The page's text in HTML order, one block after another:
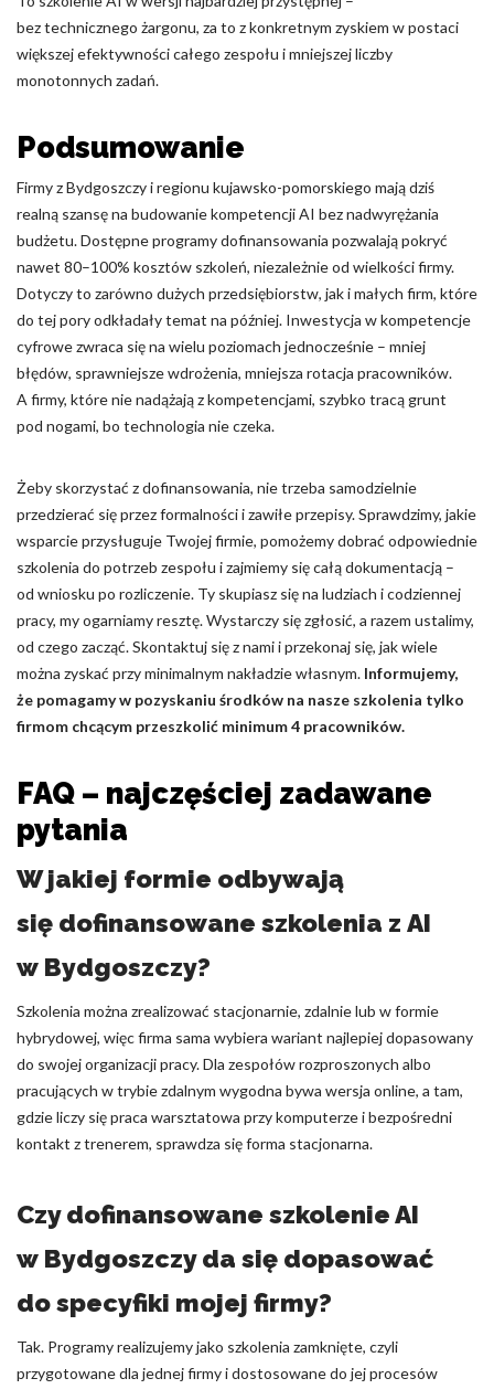
bez technicznego żargonu, za to z konkretnym zyskiem w postaci
większej efektywności całego zespołu i mniejszej liczby
monotonnych zadań.
Podsumowanie
Firmy z Bydgoszczy i regionu kujawsko-pomorskiego mają dziś
realną szansę na budowanie kompetencji AI bez nadwyrężania
budżetu. Dostępne programy dofinansowania pozwalają pokryć
nawet 80–100% kosztów szkoleń, niezależnie od wielkości firmy.
Dotyczy to zarówno dużych przedsiębiorstw, jak i małych firm, które
do tej pory odkładały temat na później. Inwestycja w kompetencje
cyfrowe zwraca się na wielu poziomach jednocześnie – mniej
błędów, sprawniejsze wdrożenia, mniejsza rotacja pracowników.
A firmy, które nie nadążają z kompetencjami, szybko tracą grunt
pod nogami, bo technologia nie czeka.
Żeby skorzystać z dofinansowania, nie trzeba samodzielnie
przedzierać się przez formalności i zawiłe przepisy. Sprawdzimy, jakie
wsparcie przysługuje Twojej firmie, pomożemy dobrać odpowiednie
szkolenia do potrzeb zespołu i zajmiemy się całą dokumentacją –
od wniosku po rozliczenie. Ty skupiasz się na ludziach i codziennej
pracy, my ogarniamy resztę. Wystarczy się zgłosić, a razem ustalimy,
od czego zacząć. Skontaktuj się z nami i przekonaj się, jak wiele
można zyskać przy minimalnym nakładzie własnym. Informujemy,
że pomagamy w pozyskaniu środków na nasze szkolenia tylko
firmom chcącym przeszkolić minimum 4 pracowników.
FAQ – najczęściej zadawane
pytania
W jakiej formie odbywają
się dofinansowane szkolenia z AI
w Bydgoszczy?
Szkolenia można zrealizować stacjonarnie, zdalnie lub w formie
hybrydowej, więc firma sama wybiera wariant najlepiej dopasowany
do swojej organizacji pracy. Dla zespołów rozproszonych albo
pracujących w trybie zdalnym wygodna bywa wersja online, a tam,
gdzie liczy się praca warsztatowa przy komputerze i bezpośredni
kontakt z trenerem, sprawdza się forma stacjonarna.
Czy dofinansowane szkolenie AI
w Bydgoszczy da się dopasować
do specyfiki mojej firmy?
Tak. Programy realizujemy jako szkolenia zamknięte, czyli
przygotowane dla jednej firmy i dostosowane do jej procesów